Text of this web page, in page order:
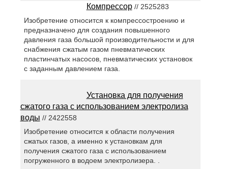
Компрессор// 2525283
Изобретение относится к компрессостроению и
предназначено для создания повышенного
давления газа большой производительности и для
снабжения сжатым газом пневматических
пластинчатых насосов, пневматических установок
с заданным давлением газа.
Установка для получения
сжатого газа с использованием электролиза
воды // 2422558
Изобретение относится к области получения
сжатых газов, а именно к установкам для
получения сжатого газа с использованием
погруженного в водоем электролизера. .